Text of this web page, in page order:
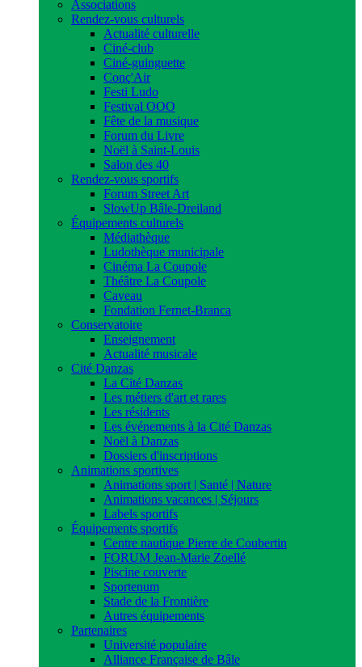
Associations
Rendez-vous culturels
Actualité culturelle
Ciné-club
Ciné-guinguette
Conç'Air
Festi Ludo
Festival OOO
Fête de la musique
Forum du Livre
Noël à Saint-Louis
Salon des 40
Rendez-vous sportifs
Forum Street Art
SlowUp Bâle-Dreiland
Équipements culturels
Médiathèque
Ludothèque municipale
Cinéma La Coupole
Théâtre La Coupole
Caveau
Fondation Fernet-Branca
Conservatoire
Enseignement
Actualité musicale
Cité Danzas
La Cité Danzas
Les métiers d'art et rares
Les résidents
Les événements à la Cité Danzas
Noël à Danzas
Dossiers d'inscriptions
Animations sportives
Animations sport | Santé | Nature
Animations vacances | Séjours
Labels sportifs
Équipements sportifs
Centre nautique Pierre de Coubertin
FORUM Jean-Marie Zoellé
Piscine couverte
Sportenum
Stade de la Frontière
Autres équipements
Partenaires
Université populaire
Alliance Française de Bâle